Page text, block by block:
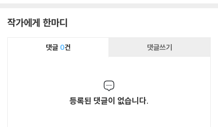
작가에게 한마디
댓글 0건 댓글쓰기
등록된 댓글이 없습니다.